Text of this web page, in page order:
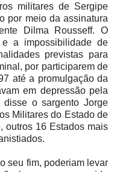
militares de Sergipe
por meio da assinatura
Dilma Rousseff. O
e a impossibilidade de
previstas para
por participarem de
até a promulgação da
em depressão pela
disse o sargento Jorge
Militares do Estado de
outros 16 Estados mais
seu fim, poderiam levar